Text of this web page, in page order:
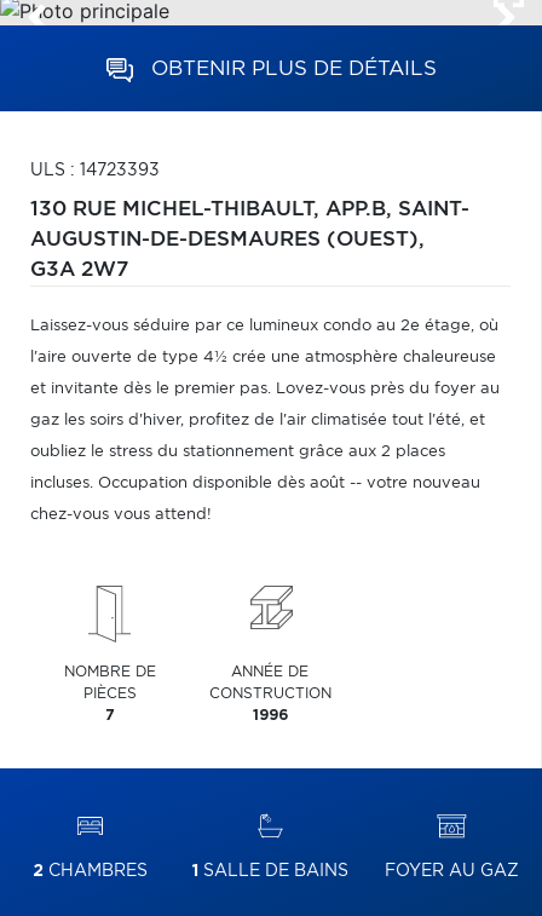
OBTENIR PLUS DE DÉTAILS
ULS : 14723393
130 RUE MICHEL-THIBAULT, APP.B, SAINT-
AUGUSTIN-DE-DESMAURES (OUEST),
G3A 2W7
Laissez-vous séduire par ce lumineux condo au 2e étage, où
l'aire ouverte de type 4½ crée une atmosphère chaleureuse
et invitante dès le premier pas. Lovez-vous près du foyer au
gaz les soirs d'hiver, profitez de l'air climatisée tout l'été, et
oubliez le stress du stationnement grâce aux 2 places
incluses. Occupation disponible dès août -- votre nouveau
chez-vous vous attend!
NOMBRE DE
PIÈCES
7
ANNÉE DE
CONSTRUCTION
1996
2 CHAMBRES 1 SALLE DE BAINS FOYER AU GAZ